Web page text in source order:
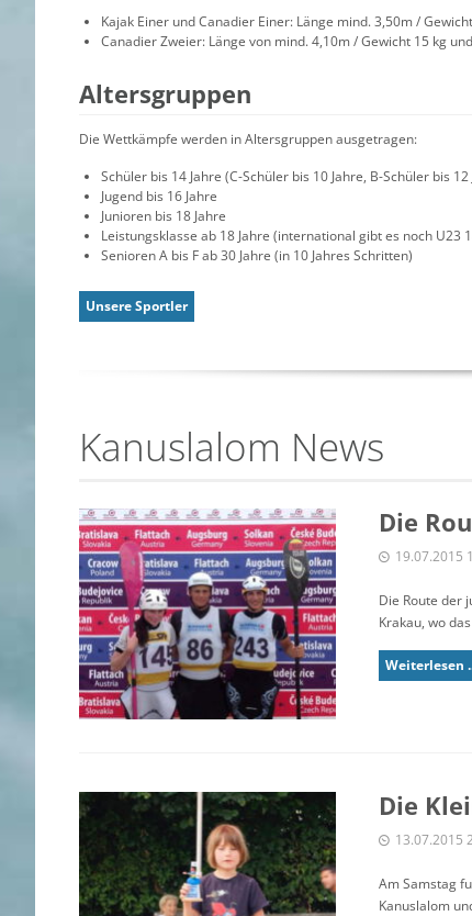
Kajak Einer und Canadier Einer: Länge mind. 3,50m /
Canadier Zweier: Länge von mind. 4,10m / Gewicht 15 kg
Altersgruppen
Die Wettkämpfe werden in Altersgruppen ausgetragen:
Schüler bis 14 Jahre (C-Schüler bis 10 Jahre, B-Schüler bis
Jugend bis 16 Jahre
Junioren bis 18 Jahre
Leistungsklasse ab 18 Jahre (international gibt es noch U23
Senioren A bis F ab 30 Jahre (in 10 Jahres Schritten)
Unsere Sportler
Kanuslalom News
Die
19.07.2015
Die Route der
Krakau, wo
Weiterlesen
Die
13.07.2015
Am Samstag
Kanuslalom